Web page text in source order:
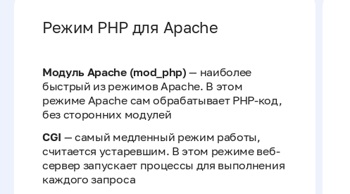
Режим PHP для Apache
Модуль Apache (mod_php) — наиболее
быстрый из режимов Apache. В этом
режиме Apache сам обрабатывает PHP-код,
без сторонних модулей
CGI — самый медленный режим работы,
считается устаревшим. В этом режиме веб-
сервер запускает процессы для выполнения
каждого запроса